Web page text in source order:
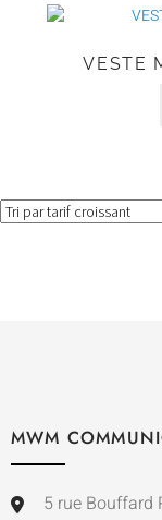
VESTE
MWM
5 rue Bouffard